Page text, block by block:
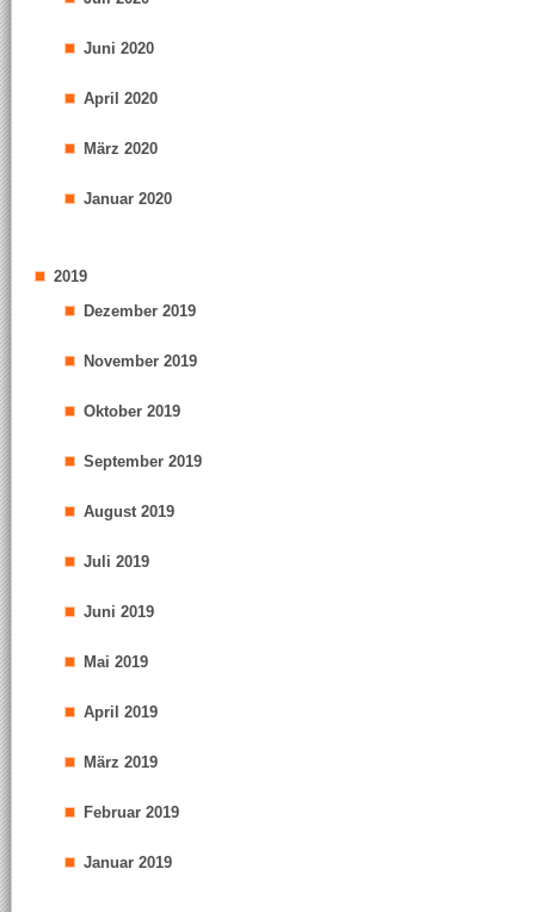
Juni 2020
April 2020
März 2020
Januar 2020
2019
Dezember 2019
November 2019
Oktober 2019
September 2019
August 2019
Juli 2019
Juni 2019
Mai 2019
April 2019
März 2019
Februar 2019
Januar 2019